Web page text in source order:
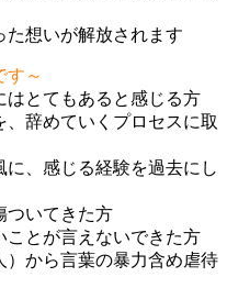
た想いが解放されます
す～
はとてもあると感じる方
、辞めていくプロセスに取
に、感じる経験を過去にし
ついてきた方
ことが言えないできた方
）から言葉の暴力含め虐待